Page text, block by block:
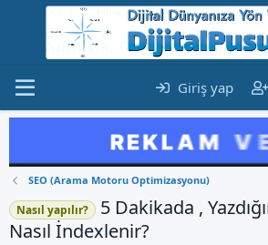
Giriş yap
SEO (Arama Motoru Optimizasyonu)
Nasıl yapılır?
5 Dakikada ,
Nasıl İndexlenir?